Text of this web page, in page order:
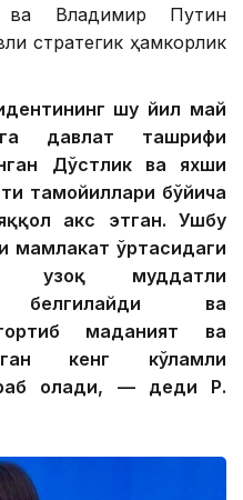
ва Владимир Путин
стратегик ҳамкорлик
шу йил май
давлат ташрифи
Дўстлик ва яхши
тамойиллари бўйича
акс этган. Ушбу
мамлакат ўртасидаги
узоқ муддатли
белгилайди ва
маданият ва
кенг кўламли
олади, — деди Р.